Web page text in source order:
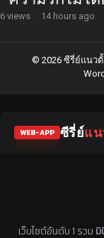
6 views · 14 hours ago
© 2026 ซีรี่ย์แนว
WEB-APP ซีรี่ย์แน
เว็บไซต์อันดับ 1 รวม